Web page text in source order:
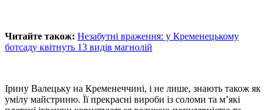
Читайте також: Незабутні враження: у Кременецькому
ботсаду квітнуть 13 видів магнолій
Ірину Валецьку на Кременеччині, і не лише, знають також як
умілу майстриню. Її прекрасні вироби із соломи та м’які